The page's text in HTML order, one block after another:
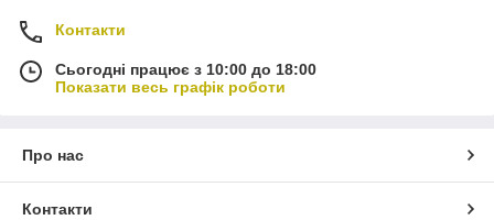
Контакти
Сьогодні працює з 10:00 до 18:00
Показати весь графік роботи
Про нас
Контакти